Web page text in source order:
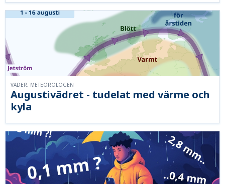
Augustivädret - tudelat med värme och
kyla
VÄDER, METEOROLOGEN